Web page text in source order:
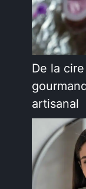
De la
artisanal